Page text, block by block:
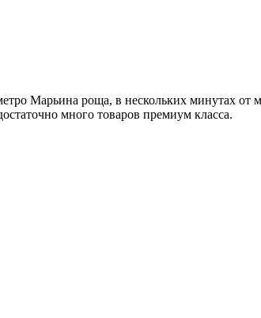
Марьина роща, в нескольких минутах от
много товаров премиум класса.